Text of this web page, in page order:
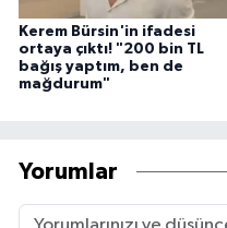
Kerem Bürsin'in ifadesi
ortaya çıktı! "200 bin TL
bağış yaptım, ben de
mağdurum"
Yorumlar